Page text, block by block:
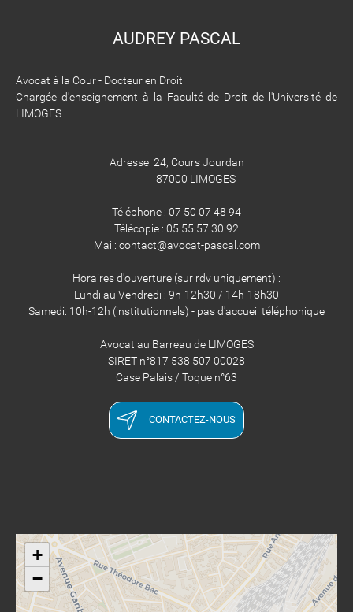
AUDREY PASCAL
Avocat à la Cour - Docteur en Droit
Chargée d'enseignement à la Faculté de Droit de l'Université de
LIMOGES
Adresse: 24, Cours Jourdan
87000 LIMOGES
Téléphone : 07 50 07 48 94
​​​​​​​Télécopie : 05 55 57 30 92
​​​​​​​Mail: contact@avocat-pascal.com
Horaires d'ouverture (sur rdv uniquement) :
Lundi au Vendredi : 9h-12h30 / 14h-18h30
​​​​​​​Samedi: 10h-12h (institutionnels) - pas d'accueil téléphonique
Avocat au Barreau de LIMOGES
SIRET n°817 538 507 00028
​​​​​​​Case Palais / Toque n°63
CONTACTEZ-NOUS
+
−